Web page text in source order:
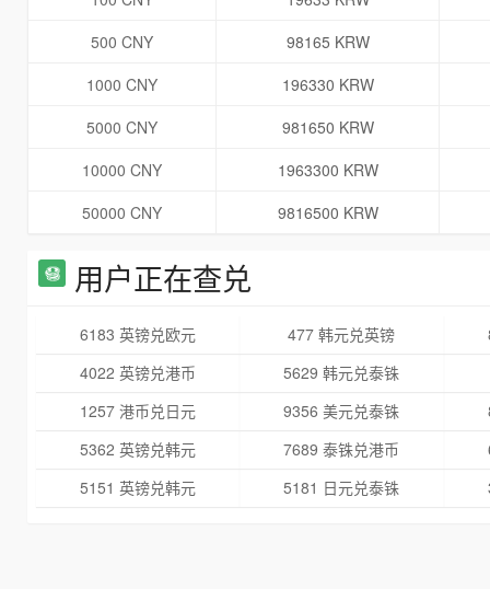
500 CNY
98165 KRW
1000 CNY
196330 KRW
5000 CNY
981650 KRW
10000 CNY
1963300 KRW
50000 CNY
9816500 KRW
用户正在查兑
6183 英镑兑欧元 477 韩元兑英镑
4022 英镑兑港币
5629 韩元兑泰铢
1257 港币兑日元
9356 美元兑泰铢
5362 英镑兑韩元
7689 泰铢兑港币
5151 英镑兑韩元
5181 日元兑泰铢